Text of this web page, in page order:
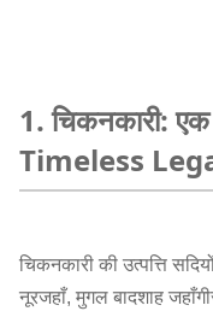
1. चिकनकारी:
Timeless
चिकनकारी की उत्पत्ति
नूरजहाँ, मुगल बादशाह